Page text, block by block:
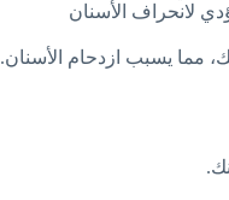
لانحراف الأسنان
مما يسبب ازدحام الأسنان.